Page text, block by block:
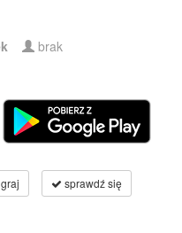
brak
graj sprawdź się